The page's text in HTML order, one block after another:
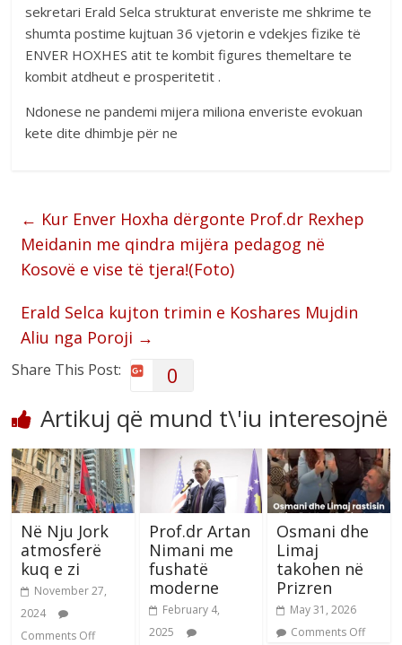
sekretari Erald Selca strukturat enveriste me shkrime te
shumta postime kujtuan 36 vjetorin e vdekjes fizike të
ENVER HOXHES atit te kombit figures themeltare te
kombit atdheut e prosperitetit .
Ndonese ne pandemi mijera miliona enveriste evokuan
kete dite dhimbje për ne
← Kur Enver Hoxha dërgonte Prof.dr Rexhep
Meidanin me qindra mijëra pedagog në
Kosovë e vise të tjera!(Foto)
Erald Selca kujton trimin e Koshares Mujdin
Aliu nga Poroji →
Share This Post: 0
Artikuj që mund t\'iu interesojnë
Në Nju Jork
atmosferë
kuq e zi
November 27,
2024
Comments Off
Prof.dr Artan
Nimani me
fushatë
moderne
February 4,
2025
Osmani dhe
Limaj
takohen në
Prizren
May 31, 2026
Comments Off